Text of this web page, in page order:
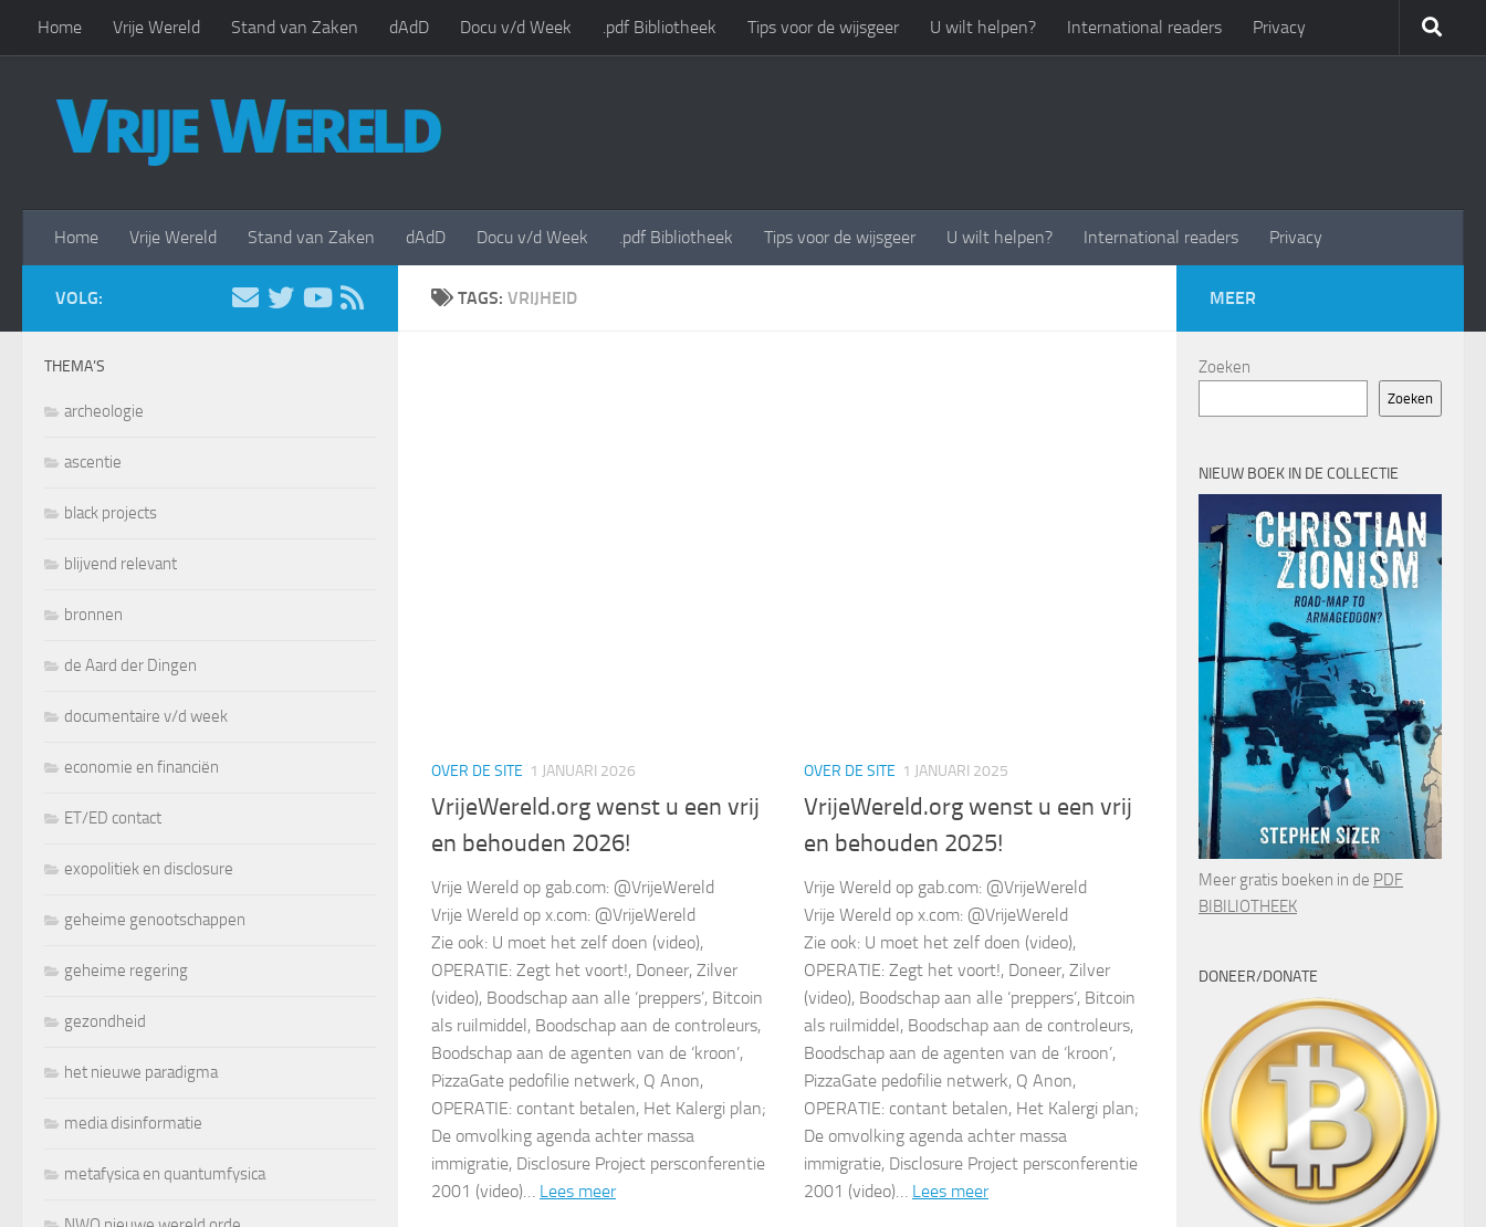
Doorgaan naar inhoud
Home Vrije Wereld Stand van Zaken dAdD Docu v/d Week .pdf Bibliotheek Tips voor de wijsgeer U wilt helpen? International readers Privacy
Home Vrije Wereld Stand van Zaken dAdD Docu v/d Week .pdf Bibliotheek Tips voor de wijsgeer U wilt helpen? International readers Privacy
TAGS: VRIJHEID
OVER DE SITE 1 JANUARI 2026
VrijeWereld.org wenst u een vrij
en behouden 2026!
Vrije Wereld op gab.com: @VrijeWereld
Vrije Wereld op x.com: @VrijeWereld
Zie ook: U moet het zelf doen (video),
OPERATIE: Zegt het voort!, Doneer, Zilver
(video), Boodschap aan alle ‘preppers’, Bitcoin
als ruilmiddel, Boodschap aan de controleurs,
Boodschap aan de agenten van de ‘kroon’,
PizzaGate pedofilie netwerk, Q Anon,
OPERATIE: contant betalen, Het Kalergi plan;
De omvolking agenda achter massa
immigratie, Disclosure Project persconferentie
2001 (video)… Lees meer
OVER DE SITE 1 JANUARI 2025
VrijeWereld.org wenst u een vrij
en behouden 2025!
Vrije Wereld op gab.com: @VrijeWereld
Vrije Wereld op x.com: @VrijeWereld
Zie ook: U moet het zelf doen (video),
OPERATIE: Zegt het voort!, Doneer, Zilver
(video), Boodschap aan alle ‘preppers’, Bitcoin
als ruilmiddel, Boodschap aan de controleurs,
Boodschap aan de agenten van de ‘kroon’,
PizzaGate pedofilie netwerk, Q Anon,
OPERATIE: contant betalen, Het Kalergi plan;
De omvolking agenda achter massa
immigratie, Disclosure Project persconferentie
2001 (video)… Lees meer
VOLG:
THEMA’S
archeologie
ascentie
black projects
blijvend relevant
bronnen
de Aard der Dingen
documentaire v/d week
economie en financiën
ET/ED contact
exopolitiek en disclosure
geheime genootschappen
geheime regering
gezondheid
het nieuwe paradigma
media disinformatie
metafysica en quantumfysica
MEER
Zoeken
Zoeken
NIEUW BOEK IN DE COLLECTIE
Meer gratis boeken in de PDF
BIBILIOTHEEK
DONEER/DONATE